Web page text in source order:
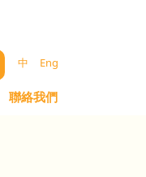
中 Eng
聯絡我們